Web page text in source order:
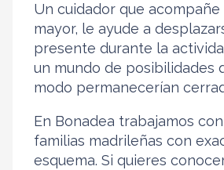
Un cuidador que
mayor, le ayude a
presente durante la
un mundo de posibilidades
modo permanecerían
En Bonadea trabajamos
familias madrileñas con
esquema. Si quieres